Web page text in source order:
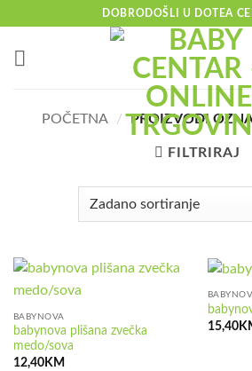
content
DOBRODOŠLI U DOTEA
POČETNA / PROIZVODI
FILTRIRAJ
BABYNOVA
babynova plišana zvečka
medo/sova
12,40KM
15,40